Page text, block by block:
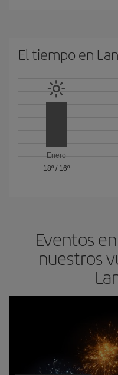
El tiempo en
Enero
18º/ 16º
Eventos
nuestros